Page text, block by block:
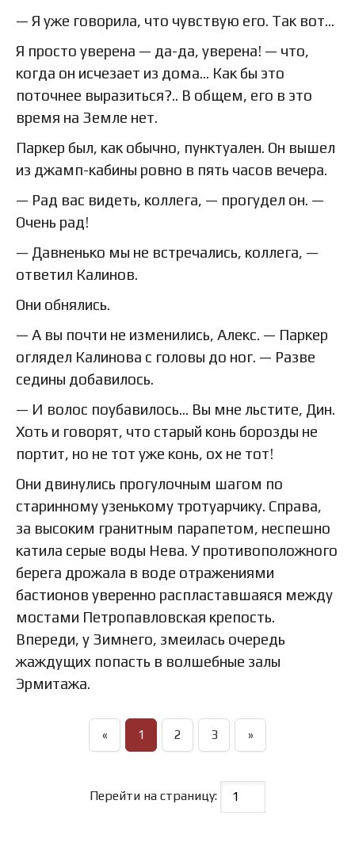
— Я уже говорила, что чувствую его. Так вот…
Я просто уверена — да-да, уверена! — что,
когда он исчезает из дома… Как бы это
поточнее выразиться?.. В общем, его в это
время на Земле нет.
Паркер был, как обычно, пунктуален. Он вышел
из джамп-кабины ровно в пять часов вечера.
— Рад вас видеть, коллега, — прогудел он. —
Очень рад!
— Давненько мы не встречались, коллега, —
ответил Калинов.
Они обнялись.
— А вы почти не изменились, Алекс. — Паркер
оглядел Калинова с головы до ног. — Разве
седины добавилось.
— И волос поубавилось… Вы мне льстите, Дин.
Хоть и говорят, что старый конь борозды не
портит, но не тот уже конь, ох не тот!
Они двинулись прогулочным шагом по
старинному узенькому тротуарчику. Справа,
за высоким гранитным парапетом, неспешно
катила серые воды Нева. У противоположного
берега дрожала в воде отражениями
бастионов уверенно распластавшаяся между
мостами Петропавловская крепость.
Впереди, у Зимнего, змеилась очередь
жаждущих попасть в волшебные залы
Эрмитажа.
« 1 2 3 »
Перейти на страницу: